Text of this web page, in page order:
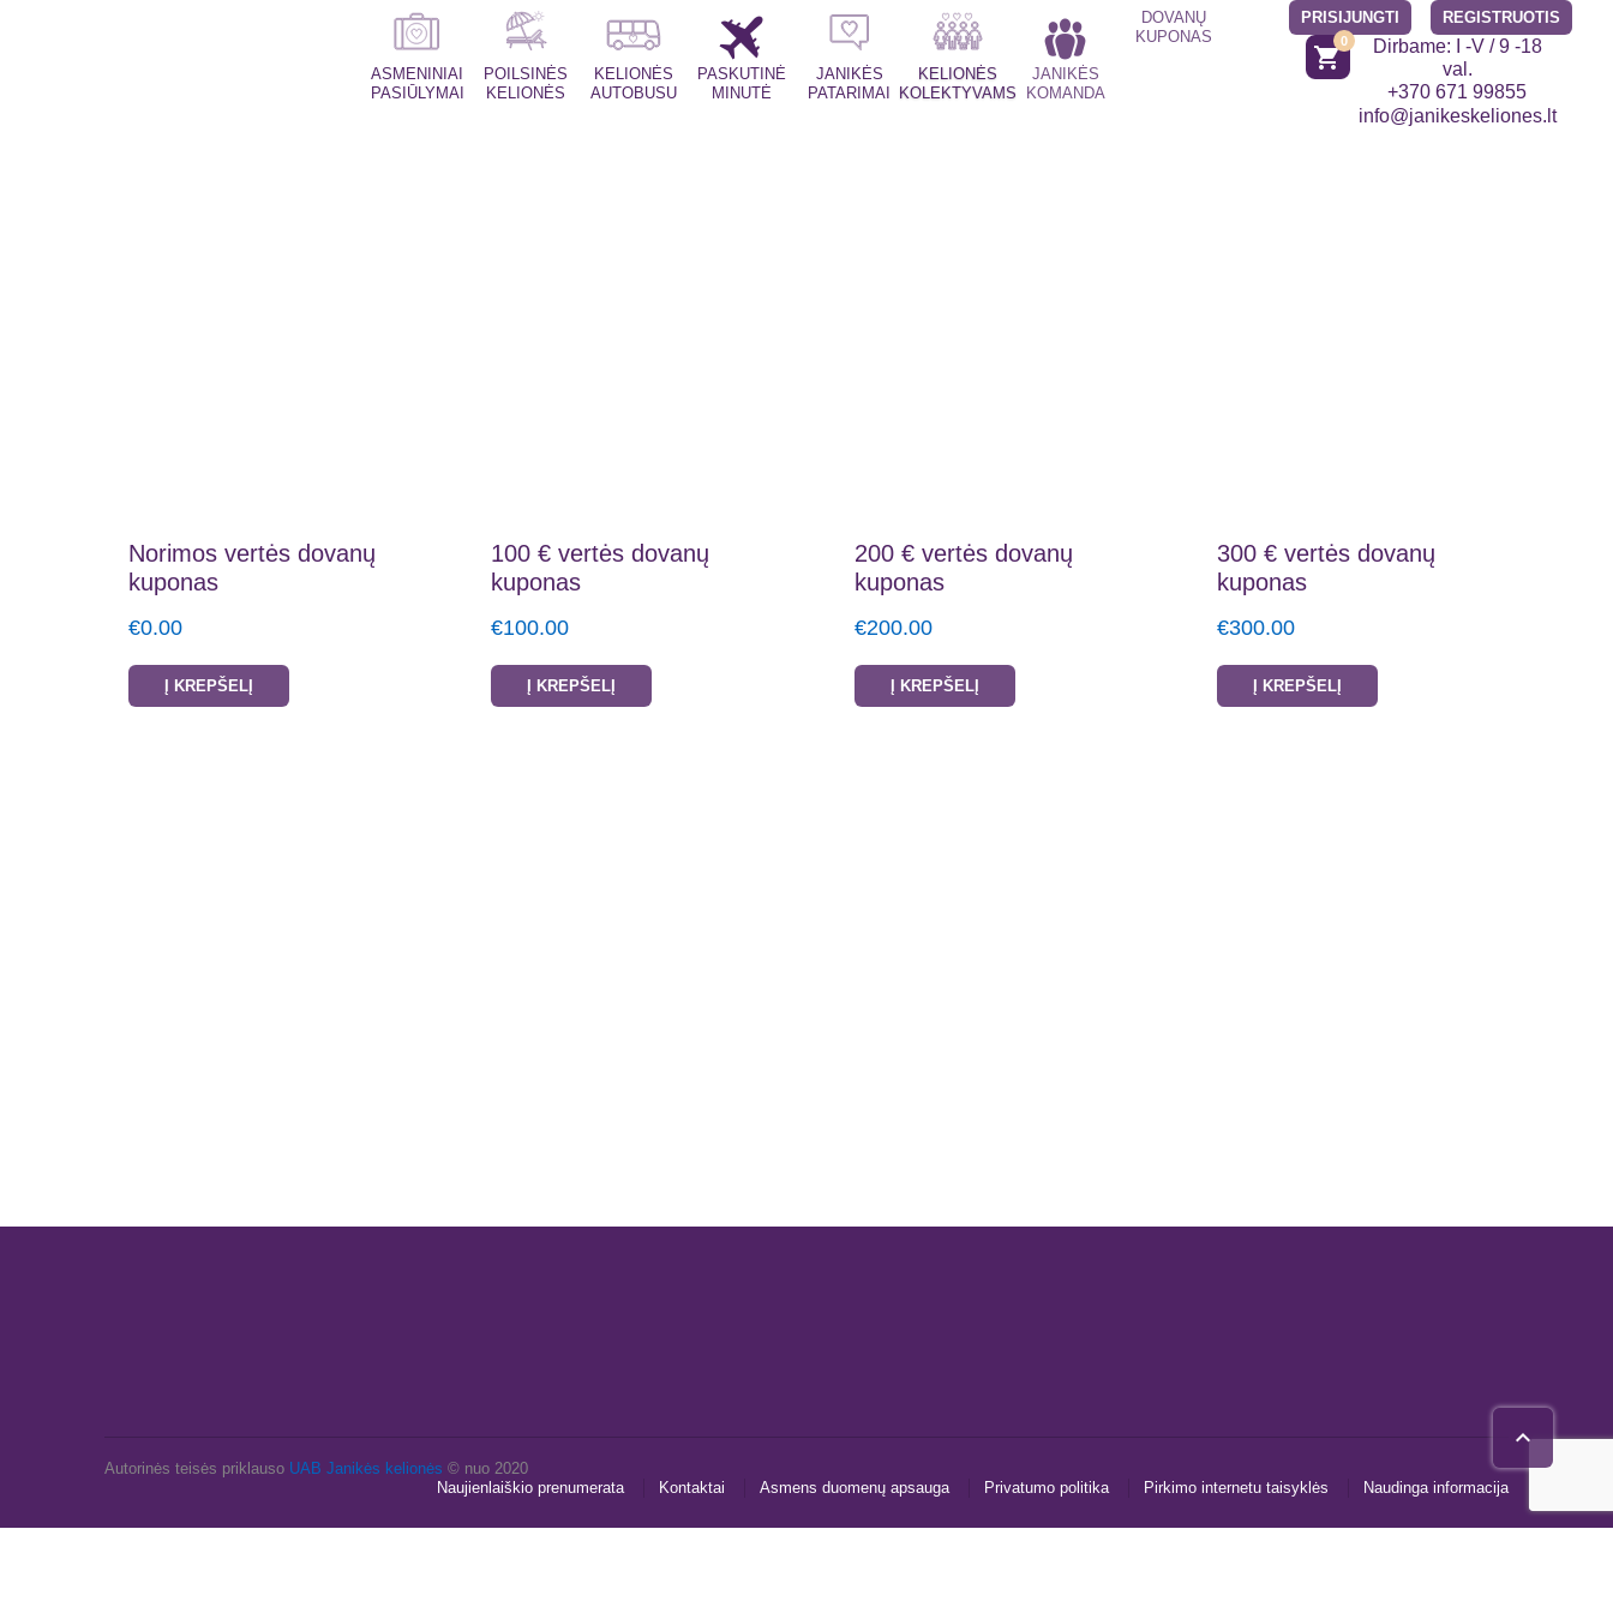
ASMENINIAI
PASIŪLYMAI
POILSINĖS
KELIONĖS
KELIONĖS
AUTOBUSU
PASKUTINĖ
MINUTĖ
JANIKĖS
PATARIMAI
KELIONĖS
KOLEKTYVAMS
JANIKĖS
KOMANDA
DOVANŲ
KUPONAS
PRISIJUNGTI REGISTRUOTIS
shopping_cart
0
Dirbame: I -V / 9 -18
val.
+370 671 99855
info@janikeskeliones.lt
Norimos vertės dovanų
kuponas
€0.00
Į KREPŠELĮ
100 € vertės dovanų
kuponas
€100.00
Į KREPŠELĮ
200 € vertės dovanų
kuponas
€200.00
Į KREPŠELĮ
300 € vertės dovanų
kuponas
€300.00
Į KREPŠELĮ

Autorinės teisės priklauso UAB Janikės kelionės © nuo 2020
Naujienlaiškio prenumerata
Kontaktai Asmens duomenų apsauga Privatumo politika Pirkimo internetu taisyklės Naudinga informacija